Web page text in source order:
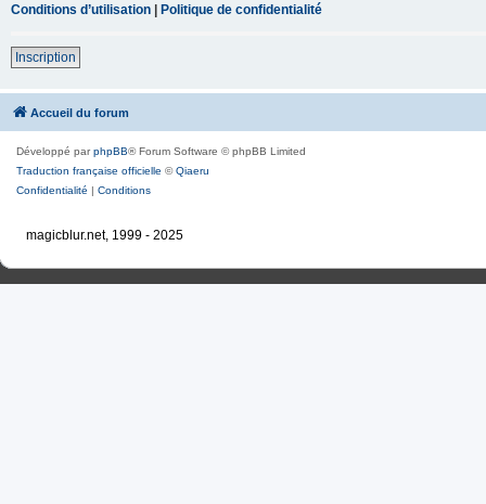
Conditions d’utilisation | Politique de confidentialité
Inscription
Accueil du forum
Développé parphpBB® Forum Software © phpBB Limited
Traduction française officielle ©Qiaeru
Confidentialité | Conditions
magicblur.net, 1999 - 2025